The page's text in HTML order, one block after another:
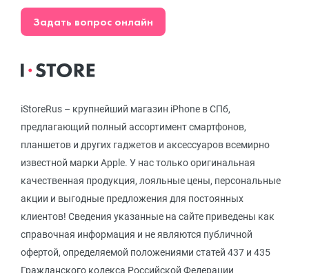
iStoreRus – крупнейший магазин iPhone в СПб,
предлагающий полный ассортимент смартфонов,
планшетов и других гаджетов и аксессуаров всемирно
известной марки Apple. У нас только оригинальная
качественная продукция, лояльные цены, персональные
акции и выгодные предложения для постоянных
клиентов! Сведения указанные на сайте приведены как
справочная информация и не являются публичной
офертой, определяемой положениями статей 437 и 435
Гражданского кодекса Российской Федерации
Задать вопрос онлайн